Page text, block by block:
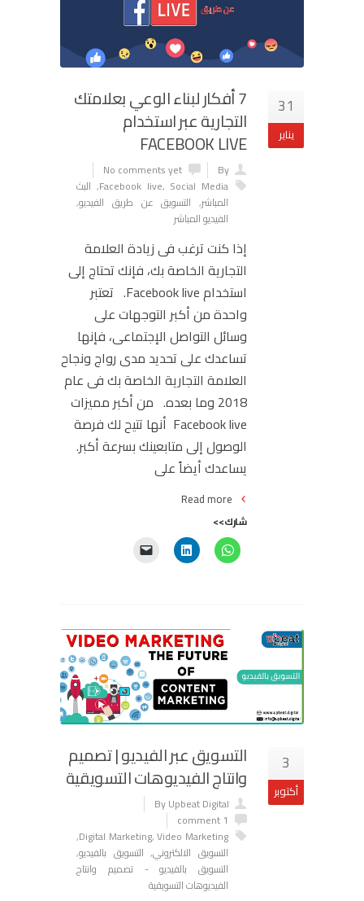
31
يناير
7 أفكار لبناء الوعي بعلامتك
التجارية عبر استخدام
FACEBOOK LIVE
By
No comments yet
Facebook live, Social Media
, البث
المباشر, التسويق عن طريق الفيديو,
الفيديو المباشر
إذا كنت ترغب فى زيادة العلامة
التجارية الخاصة بك، فإنك تحتاج إلى
استخدام Facebook live. تعتبر
واحدة من أكبر التوجهات على
وسائل التواصل الإجتماعى، فإنها
تساعدك على تحديد مدى رواج ونجاح
العلامة التجارية الخاصة بك فى عام
2018 وما بعده. من أكبر مميزات
Facebook live أنها تتيح لك فرصة
الوصول إلى متابعينك بسرعة أكبر.
يساعدك أيضاً على
Read more
شارك>>
3
أكتوبر
التسويق عبر الفيديو | تصميم
وانتاج الفيديوهات التسويقية
By Upbeat Digital
1 comment
Digital Marketing,Video Marketing
,
التسويق الالكتروني, التسويق بالفيديو,
التسويق بالفيديو - تصميم وانتاج
الفيديوهات التسويقية